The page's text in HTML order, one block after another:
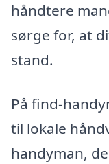
håndtere
sørge for, at
stand.
På find-
til lokale
handyman,